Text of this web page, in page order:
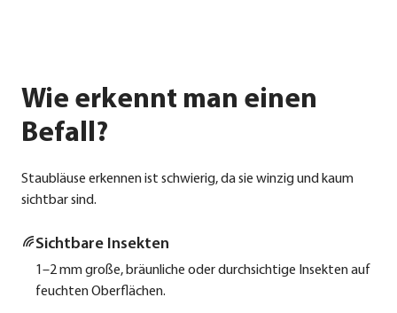
Wie erkennt man einen
Befall?
Staub­läu­se erken­nen ist schwie­rig, da sie win­zig und kaum
sicht­bar sind.
Sicht­ba­re Insek­ten
1–2 mm gro­ße, bräun­li­che oder durch­sich­ti­ge Insek­ten auf
feuch­ten Ober­flä­chen.